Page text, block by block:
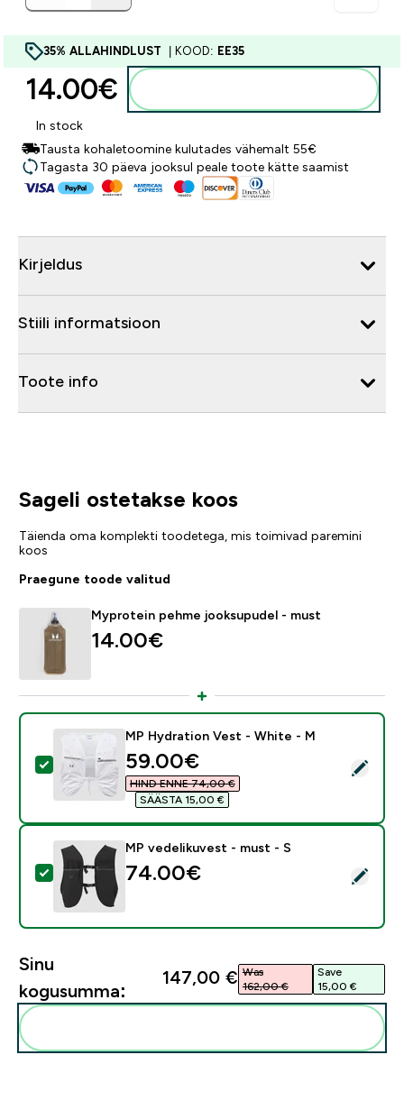
35% ALLAHINDLUST | KOOD: EE35
14.00€‎
In stock
Tausta kohaletoomine kulutades vähemalt 55€
Tagasta 30 päeva jooksul peale toote kätte saamist
Kirjeldus
Stiili informatsioon
Toote info
Sageli ostetakse koos
Täienda oma komplekti toodetega, mis toimivad paremini
koos
Praegune toode valitud
Myprotein pehme jooksupudel - must
14.00€‎
Vali see toode - MP Hydration Vest - White - M
MP Hydration Vest - White - M
discounted price
59.00€‎
HIND ENNE 74,00 €‎
SÄÄSTA 15,00 €‎
Vali see toode - MP vedelikuvest - must - S
MP vedelikuvest - must - S
74.00€‎
Sinu
kogusumma:
147,00 €‎ Was
162,00 €‎
Save
15,00 €‎